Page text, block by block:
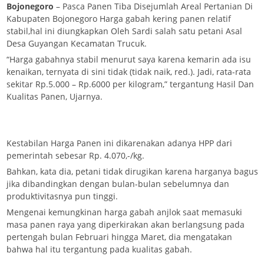
Bojonegoro – Pasca Panen Tiba Disejumlah Areal Pertanian Di
Kabupaten Bojonegoro Harga gabah kering panen relatif
stabil,hal ini diungkapkan Oleh Sardi salah satu petani Asal
Desa Guyangan Kecamatan Trucuk.
“Harga gabahnya stabil menurut saya karena kemarin ada isu
kenaikan, ternyata di sini tidak (tidak naik, red.). Jadi, rata-rata
sekitar Rp.5.000 – Rp.6000 per kilogram,” tergantung Hasil Dan
Kualitas Panen, Ujarnya.
Kestabilan Harga Panen ini dikarenakan adanya HPP dari
pemerintah sebesar Rp. 4.070,-/kg.
Bahkan, kata dia, petani tidak dirugikan karena harganya bagus
jika dibandingkan dengan bulan-bulan sebelumnya dan
produktivitasnya pun tinggi.
Mengenai kemungkinan harga gabah anjlok saat memasuki
masa panen raya yang diperkirakan akan berlangsung pada
pertengah bulan Februari hingga Maret, dia mengatakan
bahwa hal itu tergantung pada kualitas gabah.